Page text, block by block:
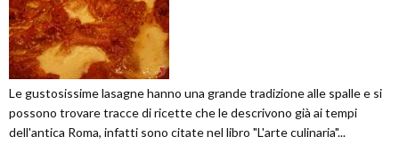
Le gustosissime lasagne hanno una grande tradizione alle spalle e si
possono trovare tracce di ricette che le descrivono già ai tempi
dell'antica Roma, infatti sono citate nel libro "L'arte culinaria"...